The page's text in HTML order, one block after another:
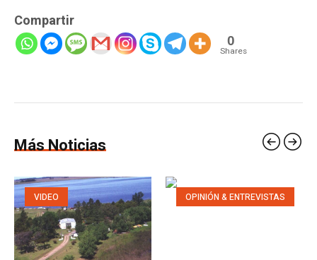
Compartir
0
Shares
Más Noticias
VIDEO OPINIÓN & ENTREVISTAS